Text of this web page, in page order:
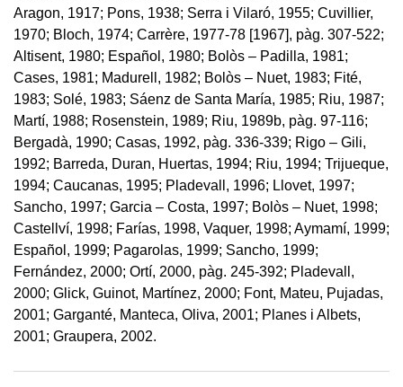
Aragon, 1917; Pons, 1938; Serra i Vilaró, 1955; Cuvillier,
1970; Bloch, 1974; Carrère, 1977-78 [1967], pàg. 307-522;
Altisent, 1980; Español, 1980; Bolòs – Padilla, 1981;
Cases, 1981; Madurell, 1982; Bolòs – Nuet, 1983; Fité,
1983; Solé, 1983; Sáenz de Santa María, 1985; Riu, 1987;
Martí, 1988; Rosenstein, 1989; Riu, 1989b, pàg. 97-116;
Bergadà, 1990; Casas, 1992, pàg. 336-339; Rigo – Gili,
1992; Barreda, Duran, Huertas, 1994; Riu, 1994; Trijueque,
1994; Caucanas, 1995; Pladevall, 1996; Llovet, 1997;
Sancho, 1997; Garcia – Costa, 1997; Bolòs – Nuet, 1998;
Castellví, 1998; Farías, 1998, Vaquer, 1998; Aymamí, 1999;
Español, 1999; Pagarolas, 1999; Sancho, 1999;
Fernández, 2000; Ortí, 2000, pàg. 245-392; Pladevall,
2000; Glick, Guinot, Martínez, 2000; Font, Mateu, Pujadas,
2001; Garganté, Manteca, Oliva, 2001; Planes i Albets,
2001; Graupera, 2002.